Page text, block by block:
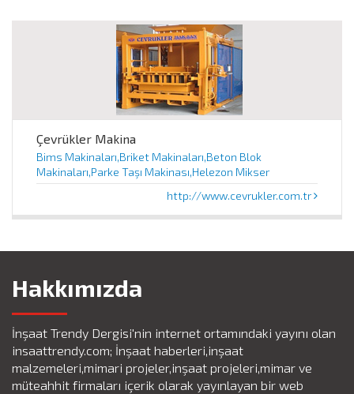
Çevrükler Makina
Bims Makinaları,Briket Makinaları,Beton Blok
Makinaları,Parke Taşı Makinası,Helezon Mikser
http://www.cevrukler.com.tr
Hakkımızda
İnşaat Trendy Dergisi'nin internet ortamındaki yayını olan
insaattrendy.com; İnşaat haberleri,inşaat
malzemeleri,mimari projeler,inşaat projeleri,mimar ve
müteahhit firmaları içerik olarak yayınlayan bir web